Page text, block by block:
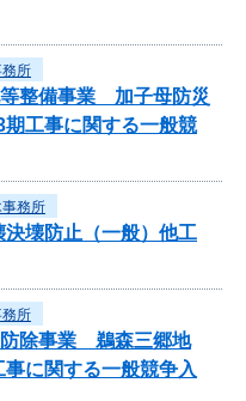
所
等整備事業 加子母防災
工事に関する一般競
務所
壊防止（一般）他工
所
防除事業 鵜森三郷地
に関する一般競争入